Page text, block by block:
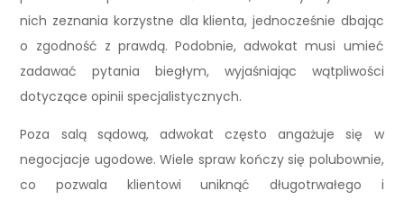
nich zeznania korzystne dla klienta, jednocześnie dbając
o zgodność z prawdą. Podobnie, adwokat musi umieć
zadawać pytania biegłym, wyjaśniając wątpliwości
dotyczące opinii specjalistycznych.
Poza salą sądową, adwokat często angażuje się w
negocjacje ugodowe. Wiele spraw kończy się polubownie,
co pozwala klientowi uniknąć długotrwałego i